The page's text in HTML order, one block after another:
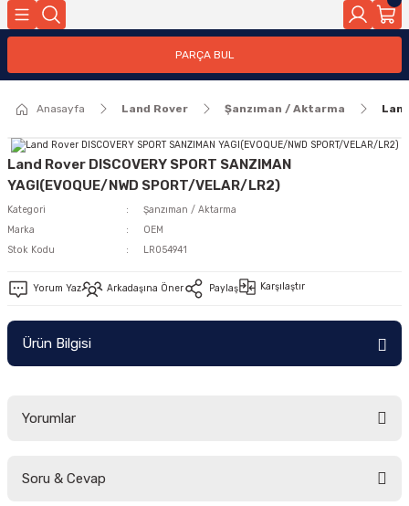
PARÇA BUL
Anasayfa Land Rover Şanzıman / Aktarma
Land Rover DISCOVERY SPORT SANZIMAN
YAGI(EVOQUE/NWD SPORT/VELAR/LR2)
Kategori
Şanzıman / Aktarma
Marka
OEM
Stok Kodu
LR054941
Yorum Yaz Arkadaşına Öner Paylaş Karşılaştır
Ürün Bilgisi
Yorumlar
Soru & Cevap